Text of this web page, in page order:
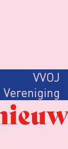
VVOJ
Vereniging